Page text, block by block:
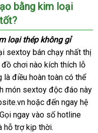
bằng kim loại
loại thép không gỉ
sextoy bán chạy nhất thị
chơi nào kích thích lỗ
là điều hoàn toàn lắp
đặt
có thể
món sextoy độc đáo này
online
hoặc đến ngay hệ
ngay vào số hotline
hỗ trợ kịp thời.